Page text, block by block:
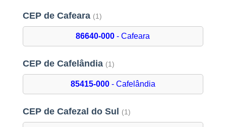
CEP de Cafeara (1)
86640-000 - Cafeara
CEP de Cafelândia (1)
85415-000- Cafelândia
CEP de Cafezal do Sul (1)